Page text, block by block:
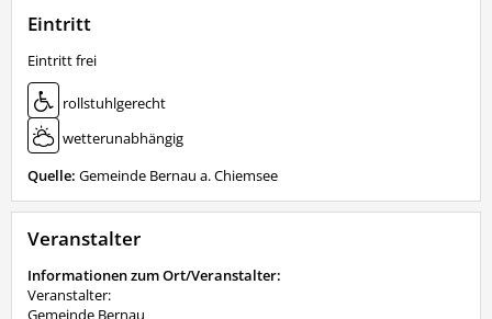
Eintritt
Eintritt frei
rollstuhlgerecht
wetterunabhängig
Quelle: Gemeinde Bernau a. Chiemsee
Veranstalter
Informationen zum Ort/Veranstalter:
Veranstalter:
Gemeinde Bernau